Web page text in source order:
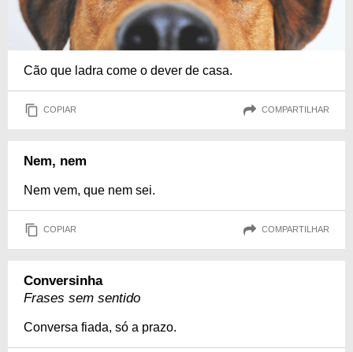
Cão que ladra come o dever de casa.
COPIAR COMPARTILHAR
Nem, nem
Nem vem, que nem sei.
COPIAR COMPARTILHAR
Conversinha
Frases sem sentido
Conversa fiada, só a prazo.